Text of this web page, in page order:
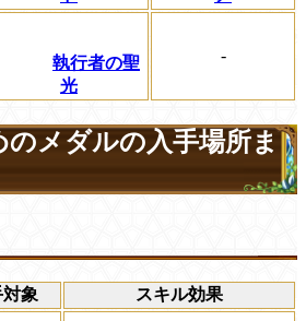
執行者の聖
光
-
メダルの入手場所ま
対象 スキル効果